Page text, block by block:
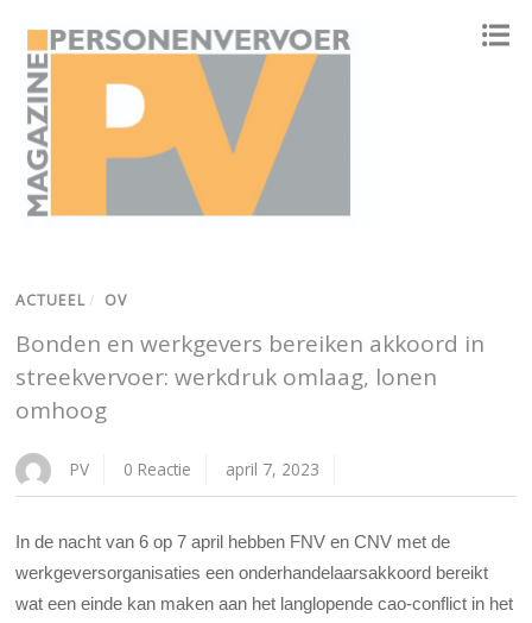
ACTUEEL / OV
Bonden en werkgevers bereiken akkoord in
streekvervoer: werkdruk omlaag, lonen
omhoog
PV 0 Reactie april 7, 2023
In de nacht van 6 op 7 april hebben FNV en CNV met de
werkgeversorganisaties een onderhandelaarsakkoord bereikt
wat een einde kan maken aan het langlopende cao-conflict in het